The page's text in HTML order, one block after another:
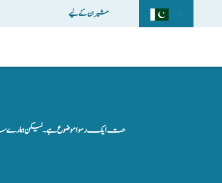
مشیران کے لیے
حت ایک رسوا موضوع ہے۔ لیکن